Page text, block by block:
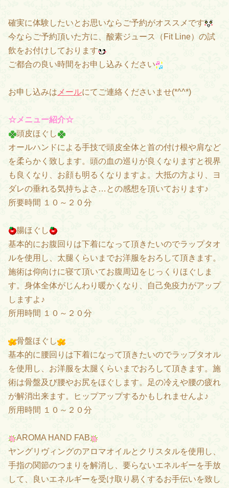
確実に体験したいとお思いならご予約がオススメです
今ならご予約頂いた方に、酸素ジュース（Fit Line）の試
飲をお付けしております
ご都合の良い時間をお申し込みください
お申し込みは メールにてご連絡くださいませ(*^^*)
☆メニュー紹介☆
頭皮ほぐし
オールハンドによる手技で頭皮全体と首の付け根や肩など
を柔らかく致します。頭の血の巡りが良くなりますと視界
も良くなり、お顔も明るくなりますよ。大抵の方より、ヨ
ダレの垂れる気持ちよさ…との感想を頂いております♪
所要時間 １０～２０分
腸ほぐし
基本的にお腹回りは下着になって頂きたいのでラップタオ
ルを使用し、太腿くらいまでお洋服をおろして頂きます。
施術は仰向けに寝て頂いてお腹周辺をじっくりほぐしま
す。身体全体がじんわり暖かくなり、自己免疫力がアップ
しますよ♪
所用時間 １０～２０分
骨盤ほぐし
基本的に腰回りは下着になって頂きたいのでラップタオル
を使用し、お洋服を太腿くらいまでおろして頂きます。施
術は骨盤及び腰やお尻をほぐします。足の冷えや腰の疲れ
が解消出来ます。ヒップアップするかもしれませんよ♪
所用時間 １０～２０分
AROMA HAND FAB
ヤングリヴィングのアロマオイルとクリスタルを使用し、
手指の関節のつまりを解消し、要らないエネルギーを手放
して、良いエネルギーを受け取り易くするお手伝いを致し